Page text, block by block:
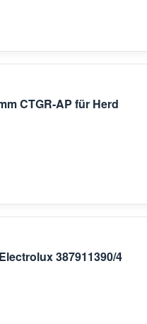
CTGR-AP für Herd
387911390/4